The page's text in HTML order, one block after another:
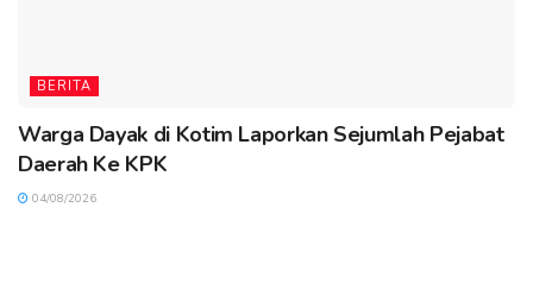
BERITA
Warga Dayak di Kotim Laporkan Sejumlah Pejabat
Daerah Ke KPK
04/08/2026